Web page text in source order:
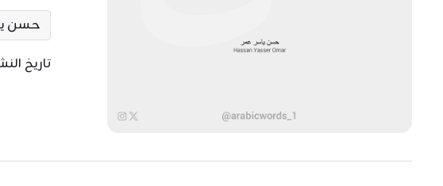
حسن
تاريخ النشر 11-